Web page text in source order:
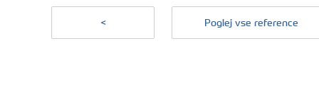
< Poglej vse reference